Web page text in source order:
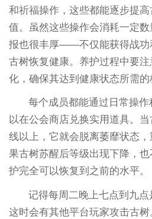
和祈福操作，这些都能逐步提
值。虽然这些操作会消耗一定
报也很丰厚——不仅能获得战功
古树恢复健康。养护过程中要
化，确保其达到健康状态所需的
每个成员都能通过日常操
以在公会商店兑换实用道具。
线以上，它就会脱离萎靡状态
果古树苏醒后等级出现下降，
护完全可以恢复到之前的水平。
记得每周二晚上七点到九点
这时会有其他平台玩家攻击古